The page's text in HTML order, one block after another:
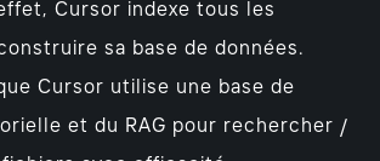
Cursor indexe tous les
sa base de données.
Cursor utilise une base de
et du RAG pour rechercher /